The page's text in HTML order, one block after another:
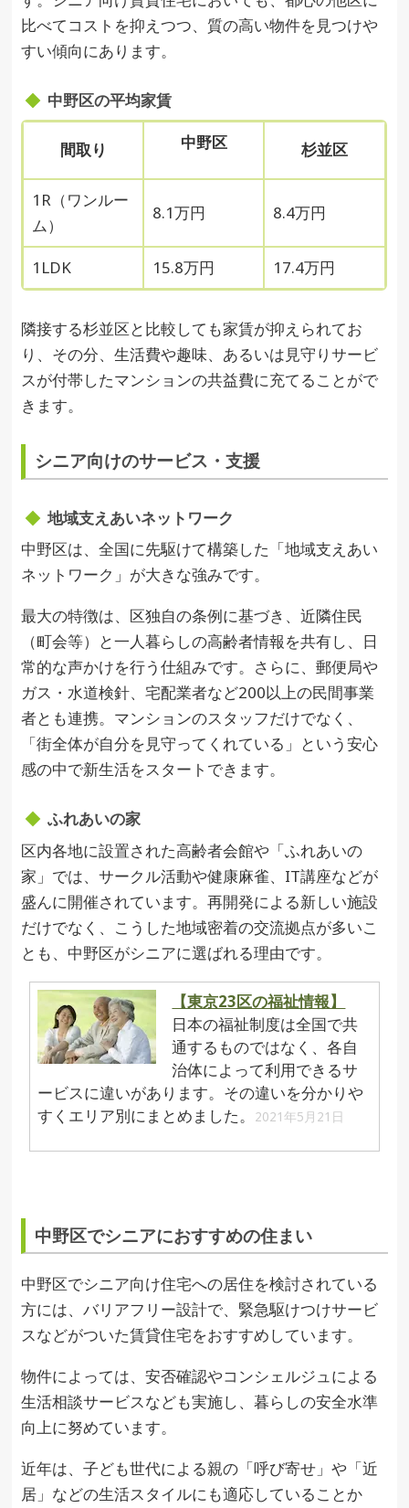
比べてコストを抑えつつ、質の高い物件を見つけや
すい傾向にあります。
中野区の平均家賃
間取り 中野区 杉並区
1R（ワンルー
ム）
8.1万円 8.4万円
1LDK 15.8万円 17.4万円
隣接する杉並区と比較しても家賃が抑えられてお
り、その分、生活費や趣味、あるいは見守りサービ
スが付帯したマンションの共益費に充てることがで
きます。
シニア向けのサービス・支援
地域支えあいネットワーク
中野区は、全国に先駆けて構築した「地域支えあい
ネットワーク」が大きな強みです。
最大の特徴は、区独自の条例に基づき、近隣住民
（町会等）と一人暮らしの高齢者情報を共有し、日
常的な声かけを行う仕組みです。さらに、郵便局や
ガス・水道検針、宅配業者など200以上の民間事業
者とも連携。マンションのスタッフだけでなく、
「街全体が自分を見守ってくれている」という安心
感の中で新生活をスタートできます。
ふれあいの家
区内各地に設置された高齢者会館や「ふれあいの
家」では、サークル活動や健康麻雀、IT講座などが
盛んに開催されています。再開発による新しい施設
だけでなく、こうした地域密着の交流拠点が多いこ
とも、中野区がシニアに選ばれる理由です。
【東京23区の福祉情報】
日本の福祉制度は全国で共
通するものではなく、各自
治体によって利用できるサ
ービスに違いがあります。その違いを分かりや
すくエリア別にまとめました。
2021年5月21日
中野区でシニアにおすすめの住まい
中野区でシニア向け住宅への居住を検討されている
方には、バリアフリー設計で、緊急駆けつけサービ
スなどがついた賃貸住宅をおすすめしています。
物件によっては、安否確認やコンシェルジュによる
生活相談サービスなども実施し、暮らしの安全水準
向上に努めています。
近年は、子ども世代による親の「呼び寄せ」や「近
居」などの生活スタイルにも適応していることか